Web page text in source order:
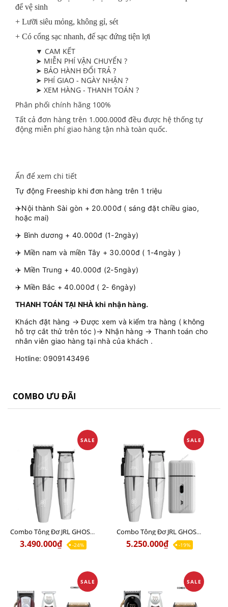
để vệ sinh
+ Lưỡi siêu mỏng, không gỉ, sét
+ Có cổng sạc nhanh, đế sạc đứng tiện lợi
▼ CAM KẾT
➤ MIỄN PHÍ VẬN CHUYỂN ?
➤ BẢO HÀNH ĐỔI TRẢ ?
➤ PHÍ GIAO - NGÀY NHẬN ?
➤ XEM HÀNG - THANH TOÁN ?
Phân phối chính hãng 100%
Tất cả đơn hàng trên 1.000.000đ đều được hệ thống tự
động miễn phí giao hàng tận nhà toàn quốc.
Ấn để xem chi tiết
Tự động Freeship khi đơn hàng trên 1 triệu
✈️Nội thành Sài gòn + 20.000đ ( sáng đặt chiều giao,
hoặc mai)
✈️ Bình dương + 40.000đ (1-2ngày)
✈️ Miền nam và miền Tây + 30.000đ ( 1-4ngày )
✈️ Miền Trung + 40.000đ (2-5ngày)
✈️ Miền Bắc + 40.000đ ( 2- 6ngày)
THANH TOÁN TẠI NHÀ khi nhận hàng.
Khách đặt hàng → Được xem và kiểm tra hàng ( không
hỗ trợ cắt thử trên tóc )→ Nhận hàng → Thanh toán cho
nhân viên giao hàng tại nhà của khách .
Hotline: 0909143496
COMBO ƯU ĐÃI
SALE
Combo Tông Đơ JRL GHOST 1 Limited Edition Chính Hãng USA
3.490.000₫ -24%
SALE
Combo Tông Đơ JRL GHOST 2 Limited Edition Chính Hãng USA
5.250.000₫ -19%
SALE SALE